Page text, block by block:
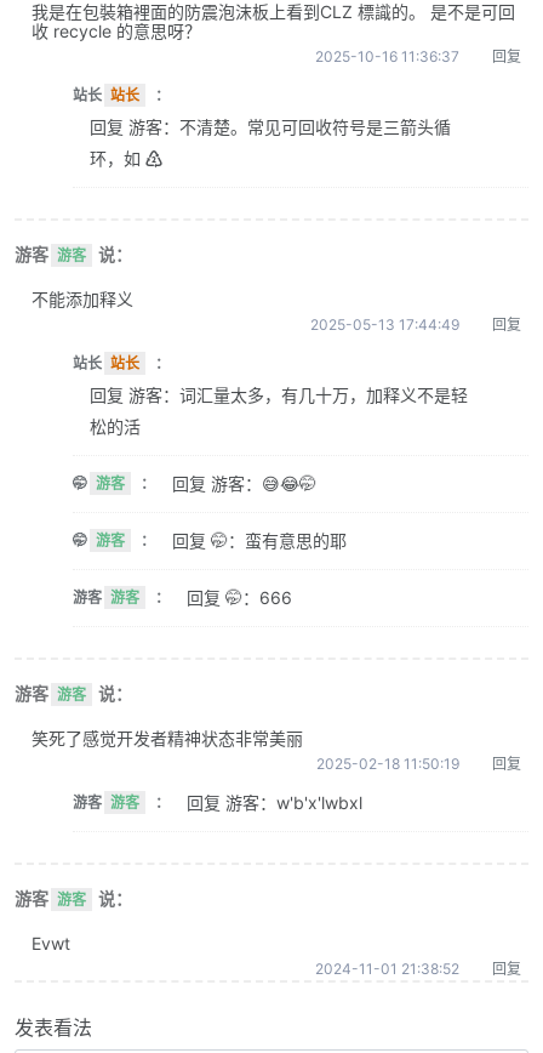
我是在包裝箱裡面的防震泡沫板上看到CLZ 標識的。 是不是可回
收 recycle 的意思呀？
2025-10-16 11:36:37 回复
站长 站长 ：
回复 游客：不清楚。常见可回收符号是三箭头循
环，如 ♴
游客 游客 说：
不能添加释义
2025-05-13 17:44:49 回复
站长 站长 ：
回复 游客：词汇量太多，有几十万，加释义不是轻
松的活
🤭 游客 ： 回复 游客：😅😂🤭
🤭 游客 ： 回复 🤭：蛮有意思的耶
游客 游客 ： 回复 🤭：666
游客 游客 说：
笑死了感觉开发者精神状态非常美丽
2025-02-18 11:50:19 回复
游客 游客 ： 回复 游客：w'b'x'lwbxl
游客 游客 说：
Evwt
2024-11-01 21:38:52 回复
发表看法